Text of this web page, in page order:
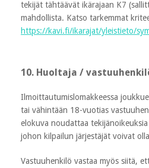
tekijät tähtäävät ikärajaan K7
mahdollista. Katso tarkemmat
https://kavi.fi/ikarajat/yleistieto/
10. Huoltaja /
Ilmoittautumislomakkeessa
tai vähintään 18-vuotias
elokuva noudattaa
johon kilpailun järjestäjät voivat
Vastuuhenkilö vastaa myös siitä,